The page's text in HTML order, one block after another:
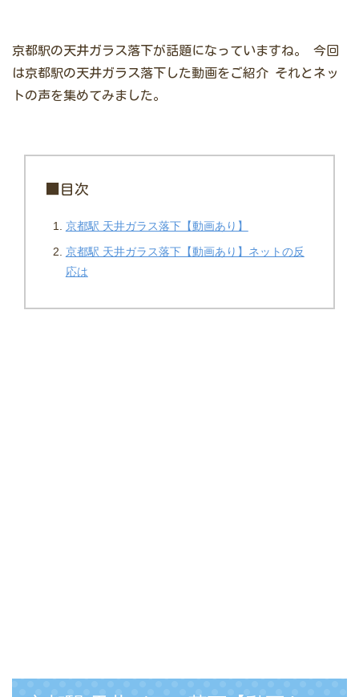
京都駅の天井ガラス落下が話題になっていますね。
今回
は京都駅の天井ガラス落下した動画をご紹介 それとネッ
トの声を集めてみました。
■目次
京都駅 天井ガラス落下【動画あり】
京都駅 天井ガラス落下【動画あり】ネットの反
応は